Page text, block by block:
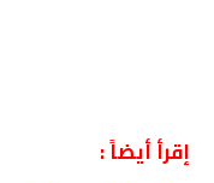
إقرأ أيضاً :